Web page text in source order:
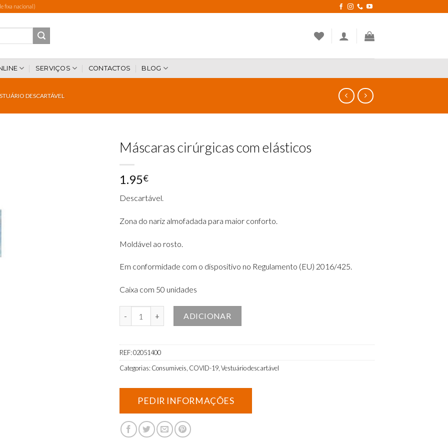
fixa nacional)
SERVIÇOS CONTACTOS BLOG
DESCARTÁVEL
Máscaras cirúrgicas com elásticos
1.95€
Descartável​.
Zona do nariz almofadada para maior conforto​.
Moldável ao rosto
Em conformidade com o dispositivo no Regulamento (EU) 2016/425​.
Caixa com 50 unidades
ADICIONAR
REF:02051400
Categorias: Consumiveis COVID-19 Vestuário descartável